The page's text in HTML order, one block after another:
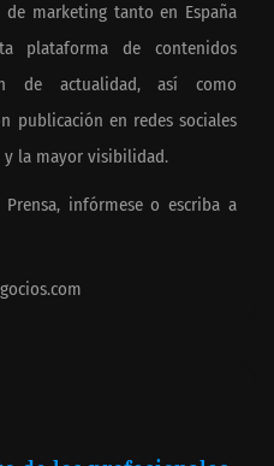
marketing tanto en España
plataforma de contenidos
de actualidad, así como
publicación en redes sociales
la mayor visibilidad.
infórmese o escriba a